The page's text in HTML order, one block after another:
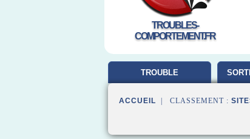
TROUBLES-
COMPORTEMENT.FR
TROUBLE
ACCUEIL | CLASSEMENT :